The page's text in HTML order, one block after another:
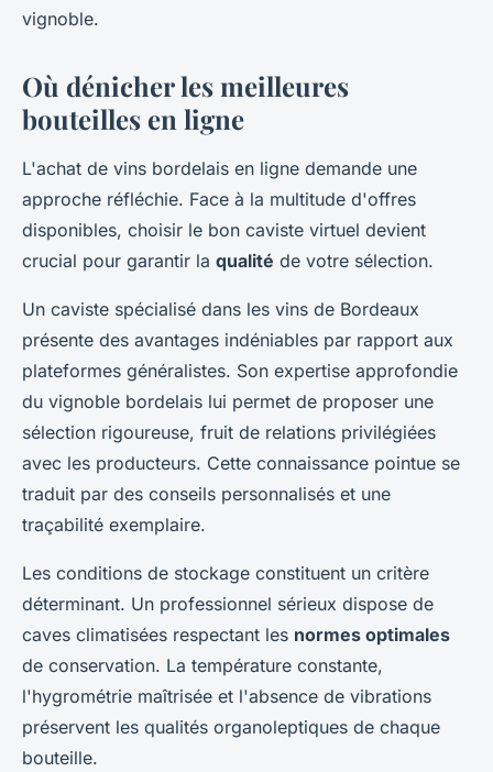
vignoble.
Où dénicher les meilleures
bouteilles en ligne
L'achat de vins bordelais en ligne demande une
approche réfléchie. Face à la multitude d'offres
disponibles, choisir le bon caviste virtuel devient
crucial pour garantir la qualité de votre sélection.
Un caviste spécialisé dans les vins de Bordeaux
présente des avantages indéniables par rapport aux
plateformes généralistes. Son expertise approfondie
du vignoble bordelais lui permet de proposer une
sélection rigoureuse, fruit de relations privilégiées
avec les producteurs. Cette connaissance pointue se
traduit par des conseils personnalisés et une
traçabilité exemplaire.
Les conditions de stockage constituent un critère
déterminant. Un professionnel sérieux dispose de
caves climatisées respectant les normes optimales
de conservation. La température constante,
l'hygrométrie maîtrisée et l'absence de vibrations
préservent les qualités organoleptiques de chaque
bouteille.